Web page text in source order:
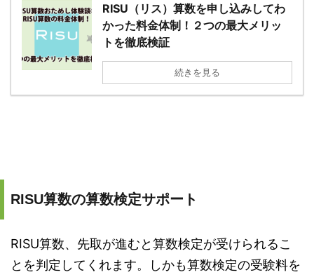
RISU（リス）算数を申し込みしてわ
かった料金体制！２つの最大メリッ
トを徹底検証
続きを見る
RISU算数の算数検定サポート
RISU算数、先取が進むと算数検定が受けられるこ
とを判定してくれます。しかも算数検定の受験料を